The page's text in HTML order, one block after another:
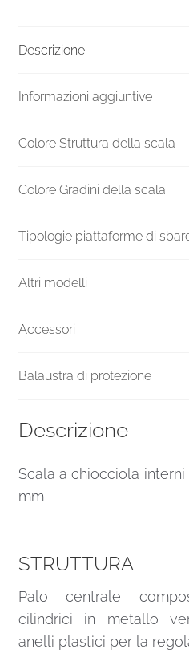
1400
quantità
Descrizione
Informazioni aggiuntive
Colore Struttura della scala
Colore Gradini della scala
Tipologie piattaforme di
Altri modelli
Accessori
Balaustra di protezione
Descrizione
Scala a chiocciola interni
mm
STRUTTURA
Palo centrale
cilindrici in metallo
anelli plastici per la